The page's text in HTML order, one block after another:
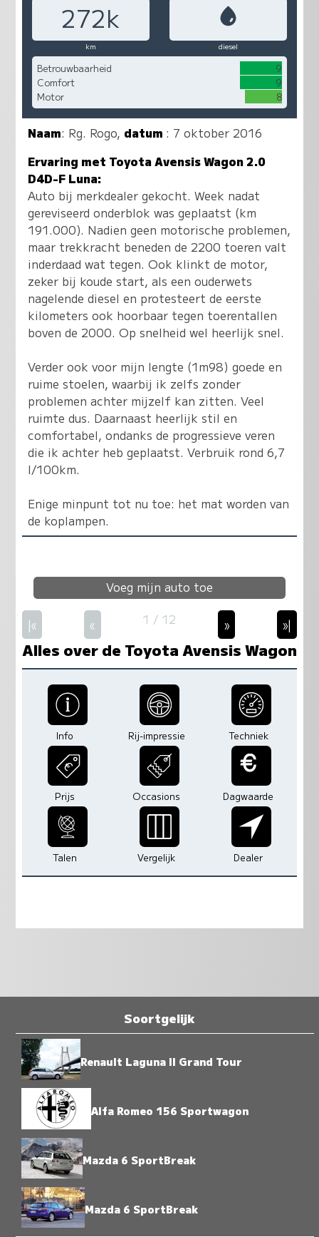
272k
km diesel
Betrouwbaarheid
9
Comfort
9
Motor
8
Naam: Rg. Rogo, datum : 7 oktober 2016
Ervaring met Toyota Avensis Wagon 2.0
D4D-F Luna:
Auto bij merkdealer gekocht. Week nadat
gereviseerd onderblok was geplaatst (km
191.000). Nadien geen motorische problemen,
maar trekkracht beneden de 2200 toeren valt
inderdaad wat tegen. Ook klinkt de motor,
zeker bij koude start, als een ouderwets
nagelende diesel en protesteert de eerste
kilometers ook hoorbaar tegen toerentallen
boven de 2000. Op snelheid wel heerlijk snel.
Verder ook voor mijn lengte (1m98) goede en
ruime stoelen, waarbij ik zelfs zonder
problemen achter mijzelf kan zitten. Veel
ruimte dus. Daarnaast heerlijk stil en
comfortabel, ondanks de progressieve veren
die ik achter heb geplaatst. Verbruik rond 6,7
l/100km.
Enige minpunt tot nu toe: het mat worden van
de koplampen.
Voeg mijn auto toe
|« « 1 / 12 » »|
Alles over de Toyota Avensis Wagon
Info Rij-impressie Techniek
Prijs Occasions Dagwaarde
Talen Vergelijk Dealer
Soortgelijk
Renault Laguna II Grand Tour
Alfa Romeo 156 Sportwagon
Mazda 6 SportBreak
Mazda 6 SportBreak